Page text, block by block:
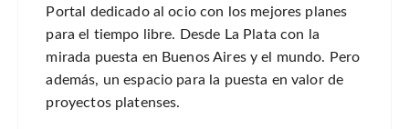
Portal dedicado al ocio con los mejores planes
para el tiempo libre. Desde La Plata con la
mirada puesta en Buenos Aires y el mundo. Pero
además, un espacio para la puesta en valor de
proyectos platenses.